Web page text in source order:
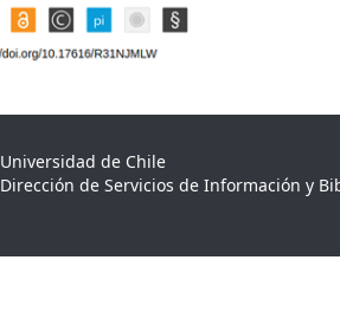
Universidad de Chile
Dirección de Servicios de Información y